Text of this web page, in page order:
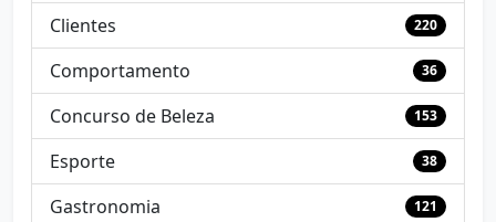
Clientes 220
Comportamento 36
Concurso de Beleza 153
Esporte 38
Gastronomia 121